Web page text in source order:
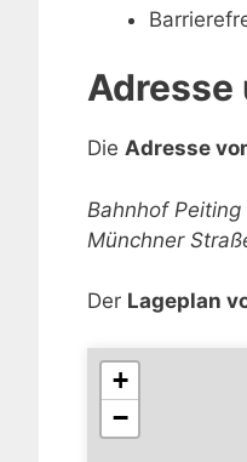
Adresse
Die Adresse
Bahnhof
Münchner
Der Lageplan
+
−